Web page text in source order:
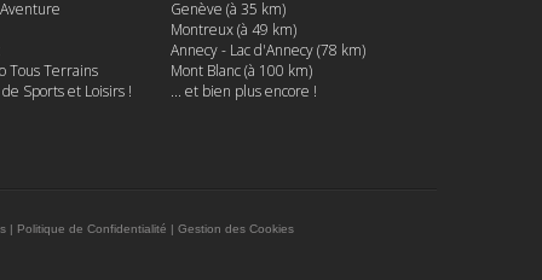
Tous Terrains
Sports et Loisirs !
Genève (à 35 km)
Montreux (à 49 km)
Annecy - Lac d'Annecy (78 km)
Mont Blanc (à 100 km)
... et bien plus encore !
| Politique de Confidentialité | Gestion des Cookies